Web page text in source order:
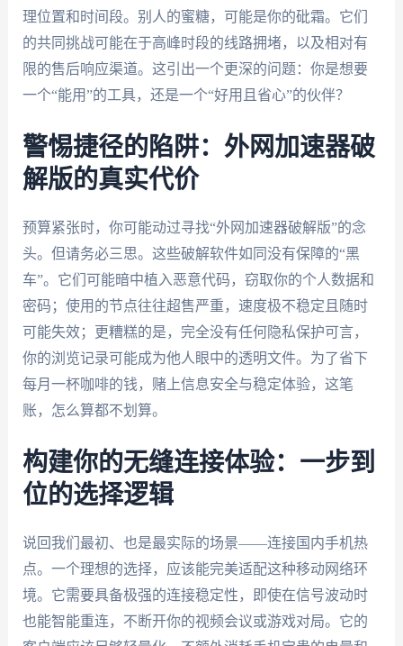
理位置和时间段。别人的蜜糖，可能是你的砒霜。它们
的共同挑战可能在于高峰时段的线路拥堵，以及相对有
限的售后响应渠道。这引出一个更深的问题：你是想要
一个“能用”的工具，还是一个“好用且省心”的伙伴？
警惕捷径的陷阱：外网加速器破
解版的真实代价
预算紧张时，你可能动过寻找“外网加速器破解版”的念
头。但请务必三思。这些破解软件如同没有保障的“黑
车”。它们可能暗中植入恶意代码，窃取你的个人数据和
密码；使用的节点往往超售严重，速度极不稳定且随时
可能失效；更糟糕的是，完全没有任何隐私保护可言，
你的浏览记录可能成为他人眼中的透明文件。为了省下
每月一杯咖啡的钱，赌上信息安全与稳定体验，这笔
账，怎么算都不划算。
构建你的无缝连接体验：一步到
位的选择逻辑
说回我们最初、也是最实际的场景——连接国内手机热
点。一个理想的选择，应该能完美适配这种移动网络环
境。它需要具备极强的连接稳定性，即使在信号波动时
也能智能重连，不断开你的视频会议或游戏对局。它的